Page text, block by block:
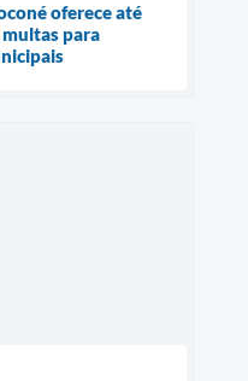
oferece até
para